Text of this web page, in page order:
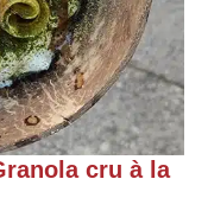
cru à la